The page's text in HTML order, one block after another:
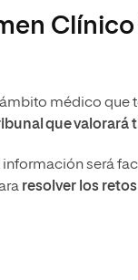
médico que
que valorará
será
resolver los